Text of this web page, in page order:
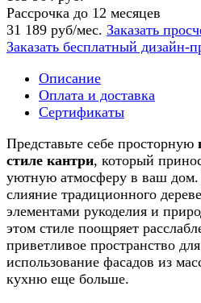
Рассрочка до 12 месяцев
31 189 руб/мес. Заказать
Заказать бесплатный дизайн-
Описание
Оплата и доставка
Сертификаты
Представьте себе просторную
стиле кантри, который
уютную атмосферу в ваш дом.
слияние традиционного
элементами рукоделия и
этом стиле поощряет
приветливое пространство
использование фасадов из
кухню еще больше.